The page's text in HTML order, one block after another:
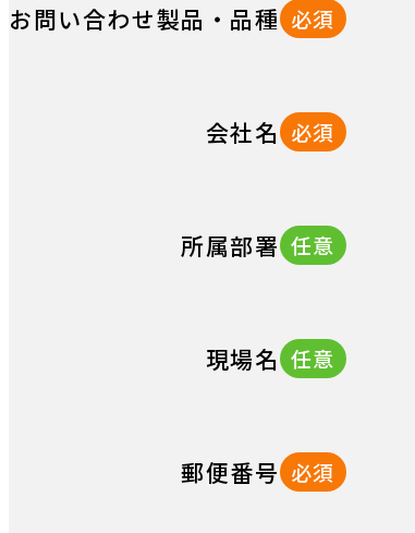
お問い合わせ製品・品種 必須
会社名 必須
所属部署 任意
現場名 任意
郵便番号 必須